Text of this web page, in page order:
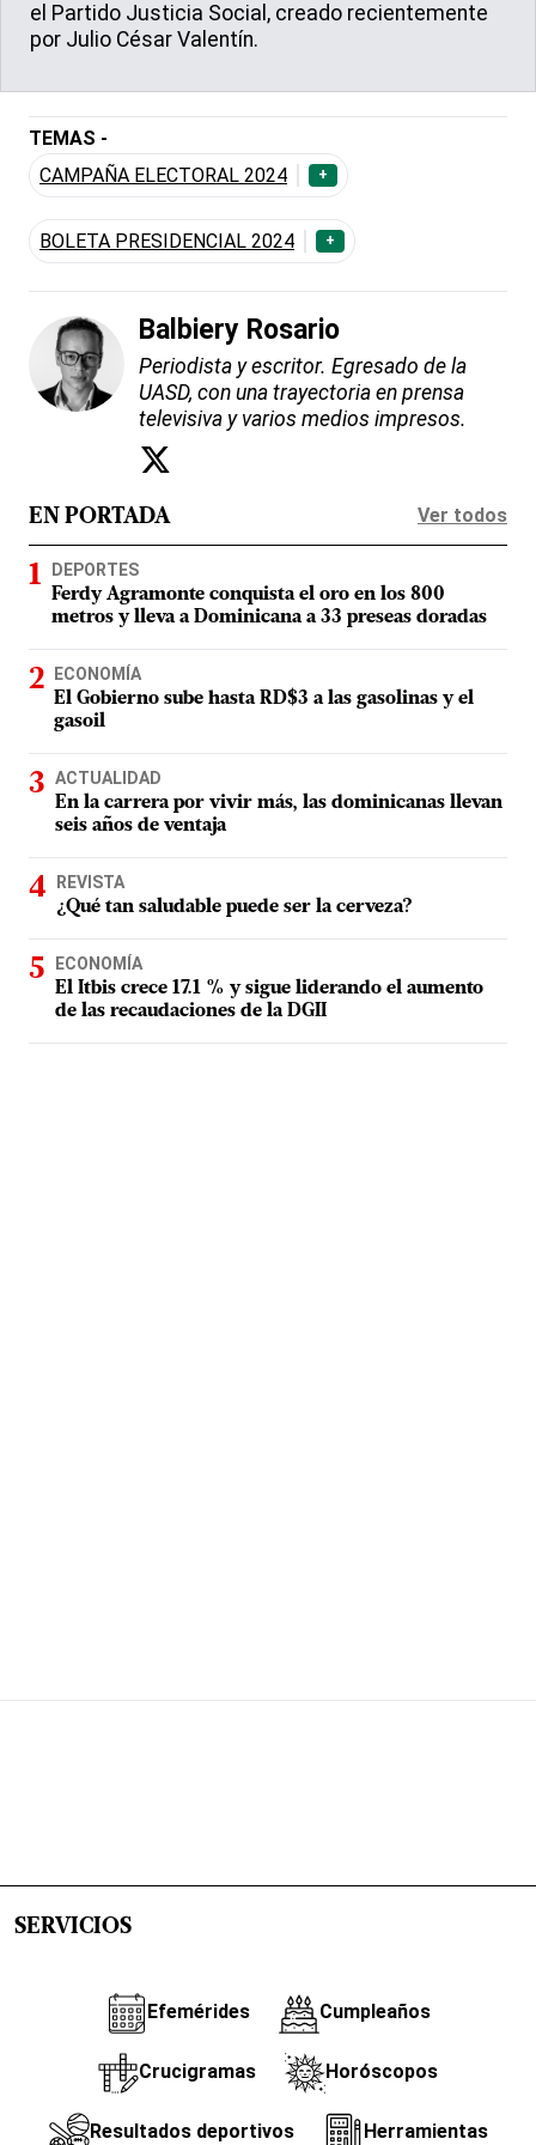
el Partido Justicia Social, creado recientemente
por Julio César Valentín.
TEMAS -
CAMPAÑA ELECTORAL 2024
+
BOLETA PRESIDENCIAL 2024 +
Balbiery Rosario
Periodista y escritor. Egresado de la
UASD, con una trayectoria en prensa
televisiva y varios medios impresos.
EN PORTADA Ver todos
DEPORTES
Ferdy Agramonte conquista el oro en los 800
metros y lleva a Dominicana a 33 preseas doradas
ECONOMÍA
El Gobierno sube hasta RD$3 a las gasolinas y el
gasoil
ACTUALIDAD
En la carrera por vivir más, las dominicanas llevan
seis años de ventaja
REVISTA
¿Qué tan saludable puede ser la cerveza?
ECONOMÍA
El Itbis crece 17.1 % y sigue liderando el aumento
de las recaudaciones de la DGII
SERVICIOS
Efemérides Cumpleaños
Crucigramas Horóscopos
Resultados deportivos Herramientas